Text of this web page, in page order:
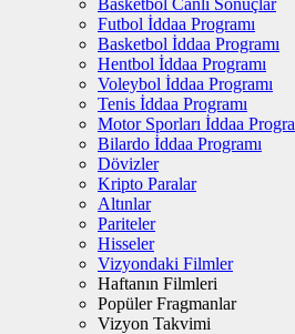
Basketbol Canlı Sonuçlar
Futbol İddaa Programı
Basketbol İddaa Programı
Hentbol İddaa Programı
Voleybol İddaa Programı
Tenis İddaa Programı
Motor Sporları İddaa
Bilardo İddaa Programı
Dövizler
Kripto Paralar
Altınlar
Pariteler
Hisseler
Vizyondaki Filmler
Haftanın Filmleri
Popüler Fragmanlar
Vizyon Takvimi